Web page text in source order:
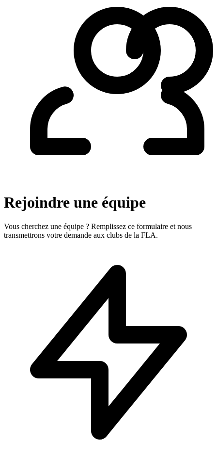
Rejoindre une équipe
Vous cherchez une équipe ? Remplissez ce formulaire et nous
transmettrons votre demande aux clubs de la FLA.